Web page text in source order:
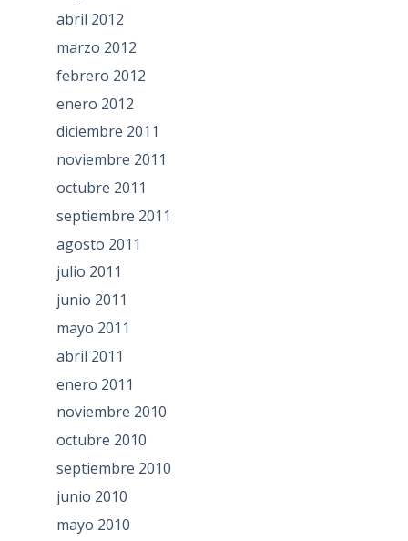
abril 2012
marzo 2012
febrero 2012
enero 2012
diciembre 2011
noviembre 2011
octubre 2011
septiembre 2011
agosto 2011
julio 2011
junio 2011
mayo 2011
abril 2011
enero 2011
noviembre 2010
octubre 2010
septiembre 2010
junio 2010
mayo 2010